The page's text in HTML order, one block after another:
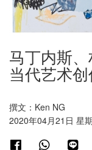
马丁内斯
当代艺术
撰文：Ken NG
2020年04月21日 星